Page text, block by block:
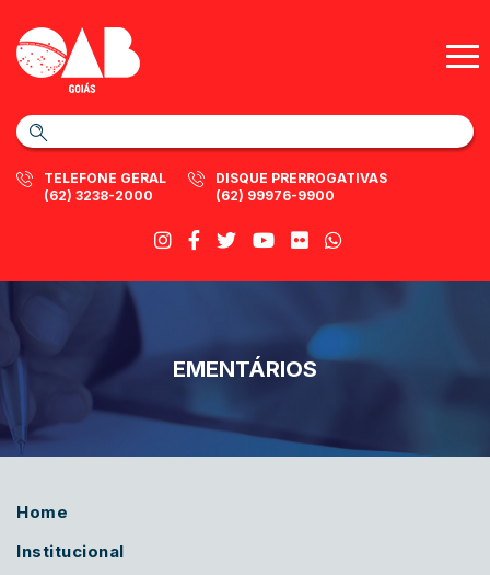
TELEFONE GERAL
(62) 3238-2000
DISQUE PRERROGATIVAS
(62) 99976-9900
EMENTÁRIOS
Home
Institucional